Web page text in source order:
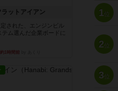
ラットアイアン
された、エンジンビル
テム選んだ企業ボードに
約1時間前
1位
2位
3位